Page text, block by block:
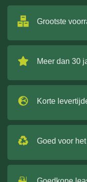
Grootste
Meer dan 30
Korte
Goed voor